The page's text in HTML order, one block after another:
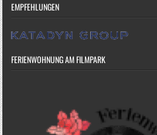
EMPFEHLUNGEN
FERIENWOHNUNG AM FILMPARK